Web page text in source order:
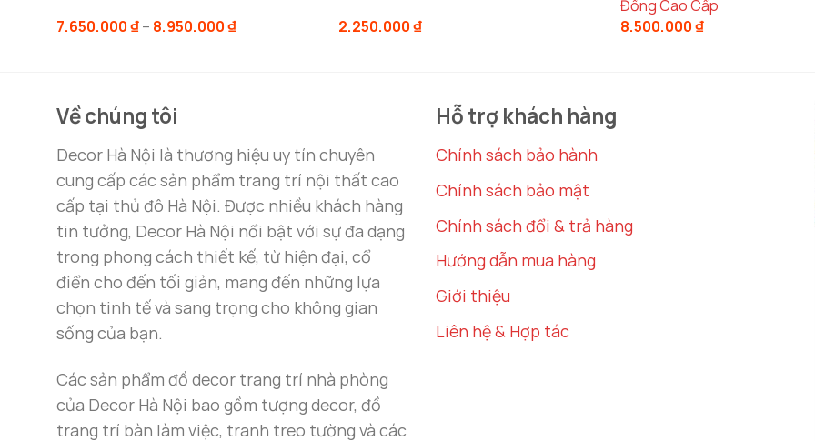
7.650.000₫– 8.950.000₫Khoảng
2.250.000₫
Đồng Cao Cấp
8.500.000₫
Về chúng tôi
Decor Hà Nội là thương hiệu uy tín chuyên
cung cấp các sản phẩm trang trí nội thất cao
cấp tại thủ đô Hà Nội. Được nhiều khách hàng
tin tưởng, Decor Hà Nội nổi bật với sự đa dạng
trong phong cách thiết kế, từ hiện đại, cổ
điển cho đến tối giản, mang đến những lựa
chọn tinh tế và sang trọng cho không gian
sống của bạn.
Các sản phẩm đồ decor trang trí nhà phòng
của Decor Hà Nội bao gồm tượng decor, đồ
trang trí bàn làm việc, tranh treo tường và các
Hỗ trợ khách hàng
Chính sách bảo hành
Chính sách bảo mật
Chính sách đổi & trả hàng
Hướng dẫn mua hàng
Giới thiệu
Liên hệ & Hợp tác